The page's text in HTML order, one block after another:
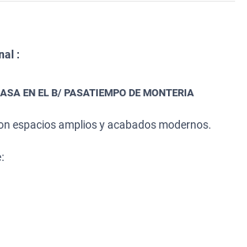
:
EN EL B/ PASATIEMPO DE MONTERIA
espacios amplios y acabados modernos.